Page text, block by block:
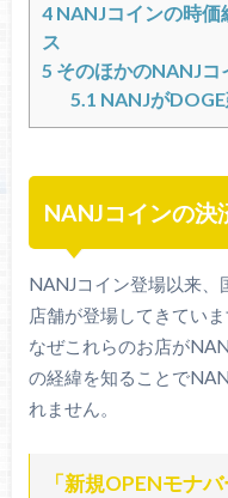
4NANJコインの時価
ス
5 そのほかのNANJ
5.1 NANJが
NANJコインの決
NANJコイン登場以来、
店舗が登場してきていま
なぜこれらのお店が
の経緯を知ることで
れません。
「新規OPENモナ